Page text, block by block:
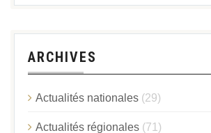
ARCHIVES
Actualités nationales (29)
Actualités régionales (71)